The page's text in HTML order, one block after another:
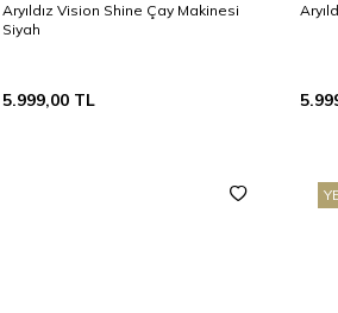
Aryıldız Vision Shine Çay Makinesi
Siyah
5.999,00 TL